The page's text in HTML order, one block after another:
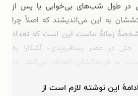
در طول شب‌های بی‌خوابی یا پس از
به این می‌اندیشند که اصلاً چرا
زمانۀ ماست این است که تعداد
حتی در عصر پسافرویدی- آشکارا به
این نوشته لازم است از